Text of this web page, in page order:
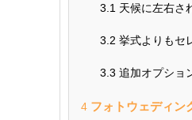
3.1 天候に左右さ
3.2 挙式よりもセ
3.3 追加オプショ
4 フォトウェディン